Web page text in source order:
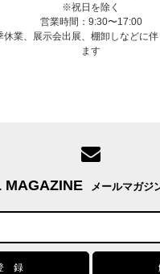
※祝日を除く
営業時間：9:30〜17:00
業、展示会出展、棚卸しなどに
ます
MAGAZINE メールマガジ